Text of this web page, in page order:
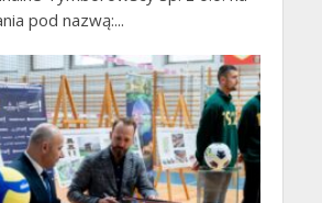
pod nazwą:...